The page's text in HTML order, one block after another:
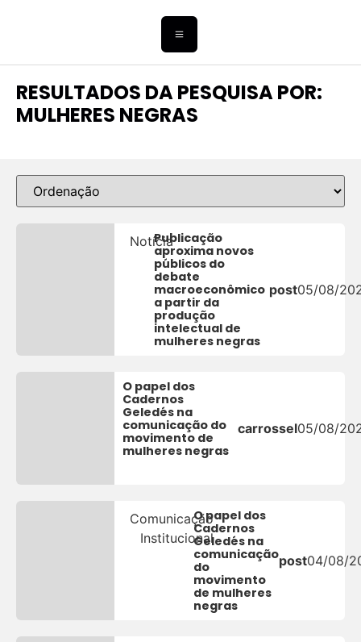
RESULTADOS DA PESQUISA POR:
MULHERES NEGRAS
NotíciaPublicação
aproxima novos
públicos do
debate
macroeconômico
a partir da
produção
intelectual de
mulheres negras
post05/08/
O papel dos
Cadernos
Geledés na
comunicação do
movimento de
mulheres negras
carrossel05/08/
Comunicação
Institucional
O papel dos
Cadernos
Geledés na
comunicação
do
movimento
de mulheres
negras
post04/08/